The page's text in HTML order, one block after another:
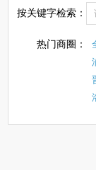
按关键字检索：
热门商圈：